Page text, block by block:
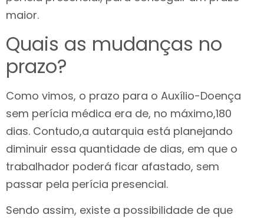
maior.
Quais as mudanças no
prazo?
Como vimos, o prazo para o Auxílio-Doença
sem perícia médica era de, no máximo,180
dias. Contudo,a autarquia está planejando
diminuir essa quantidade de dias, em que o
trabalhador poderá ficar afastado, sem
passar pela perícia presencial.
Sendo assim, existe a possibilidade de que